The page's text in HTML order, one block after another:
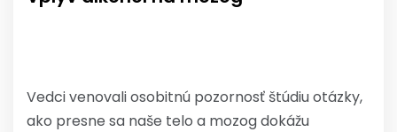
Vedci venovali osobitnú pozornosť štúdiu otázky,
ako presne sa naše telo a mozog dokážu